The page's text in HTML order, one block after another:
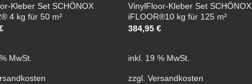
Kleber Set SCHÖNOX
4 kg für 50 m²
MwSt.
VinylFloor-Kleber Set SCHÖNOX
iFLOOR®10 kg für 125 m²
384,95€
inkl. 19 % MwSt.
zzgl.Versandkosten